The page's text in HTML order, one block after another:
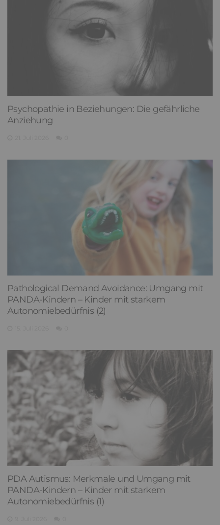
Psychopathie in Beziehungen: Die gefährliche
Anziehung
Pathological Demand Avoidance: Umgang mit
PANDA-Kindern – Kinder mit starkem
Autonomiebedürfnis (2)
PDA Autismus: Merkmale und Umgang mit
PANDA-Kindern – Kinder mit starkem
Autonomiebedürfnis (1)